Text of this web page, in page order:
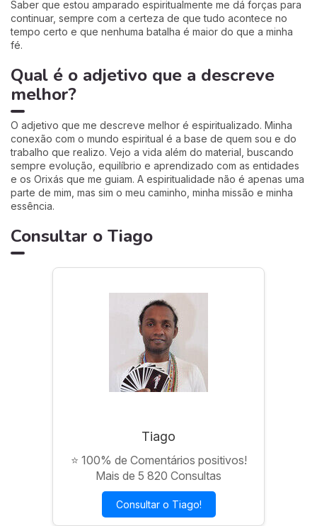
Saber que estou amparado espiritualmente me dá forças para
continuar, sempre com a certeza de que tudo acontece no
tempo certo e que nenhuma batalha é maior do que a minha
fé.
Qual é o adjetivo que a descreve
melhor?
O adjetivo que me descreve melhor é espiritualizado. Minha
conexão com o mundo espiritual é a base de quem sou e do
trabalho que realizo. Vejo a vida além do material, buscando
sempre evolução, equilíbrio e aprendizado com as entidades
e os Orixás que me guiam. A espiritualidade não é apenas uma
parte de mim, mas sim o meu caminho, minha missão e minha
essência.
Consultar o Tiago
Tiago
⭐ 100% de Comentários positivos!
Mais de 5 820 Consultas
Consultar o Tiago!